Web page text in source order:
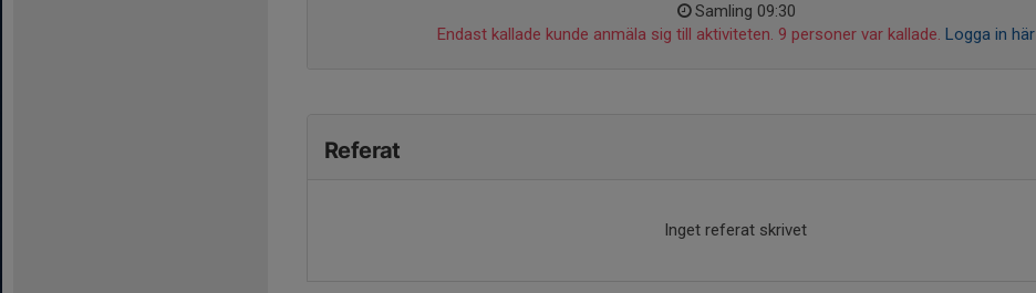
Samling 09:30
Endast kallade kunde anmäla sig till aktiviteten. 9 personer var kallade. Logga in här
Referat
Inget referat skrivet